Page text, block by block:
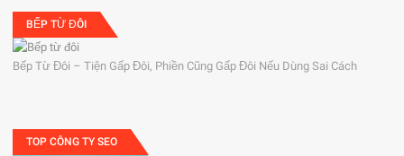
BẾP TỪ ĐÔI
Bếp Từ Đôi – Tiện Gấp Đôi, Phiền Cũng Gấp Đôi Nếu Dùng Sai Cách
TOP CÔNG TY SEO